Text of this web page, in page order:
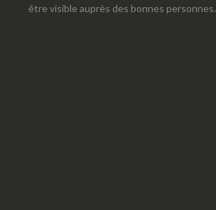
être visible auprès des bonnes personnes.